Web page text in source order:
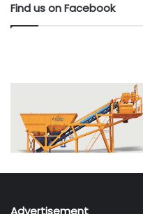
Find us on Facebook